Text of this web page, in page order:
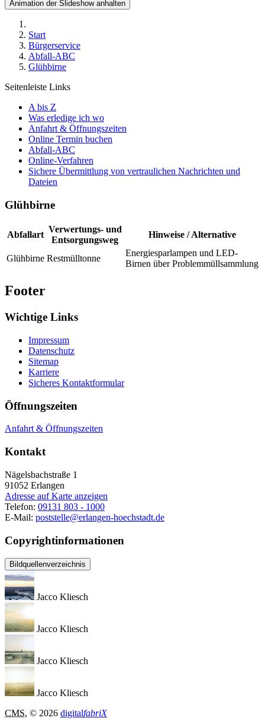
Animation der Slideshow anhalten
Start
Bürgerservice
Abfall-ABC
Glühbirne
Seitenleiste Links
A bis Z
Was erledige ich wo
Anfahrt & Öffnungszeiten
Online Termin buchen
Abfall-ABC
Online-Verfahren
Sichere Übermittlung von vertraulichen Nachrichten und
Dateien
Glühbirne
Abfallart
Verwertungs- und
Entsorgungsweg
Hinweise / Alternative
Glühbirne Restmülltonne
Energiesparlampen und LED-
Birnen über Problemmüllsammlung
Footer
Wichtige Links
Impressum
Datenschutz
Sitemap
Karriere
Sicheres Kontaktformular
Öffnungszeiten
Anfahrt & Öffnungszeiten
Kontakt
Nägelsbachstraße 1
91052 Erlangen
Adresse auf Karte anzeigen
Telefon: 09131 803 - 1000
E-Mail: poststelle@erlangen-hoechstadt.de
Copyrightinformationen
Bildquellenverzeichnis
Jacco Kliesch
Jacco Kliesch
Jacco Kliesch
Jacco Kliesch
CMS, © 2026 digitalfabriX